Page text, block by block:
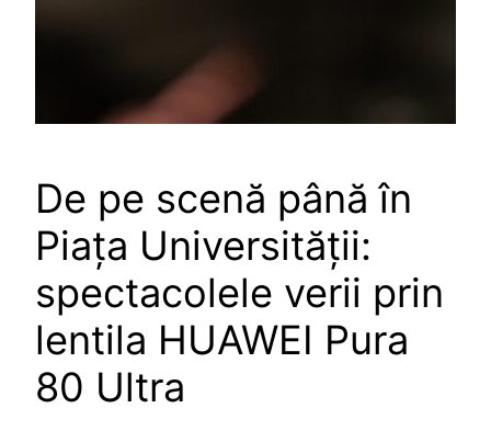
De pe scenă până în
Piața Universității:
spectacolele verii prin
lentila HUAWEI Pura
80 Ultra